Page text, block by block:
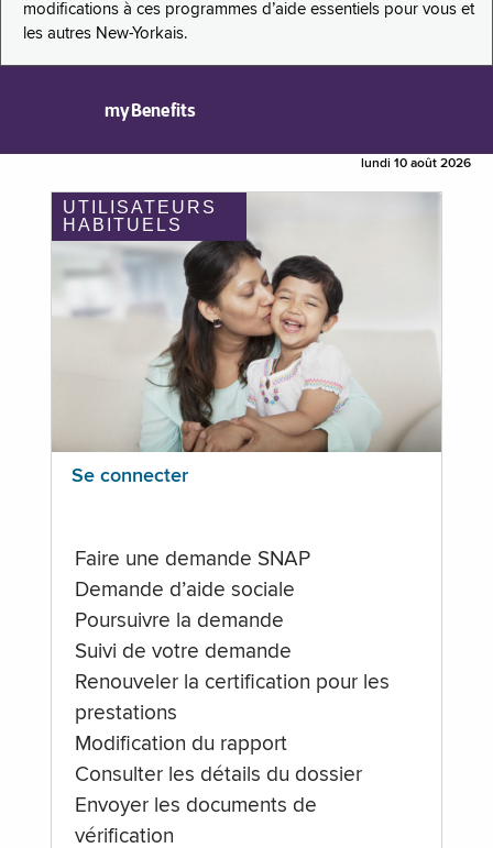
modifications à ces programmes d’aide essentiels pour vous et
les autres New-Yorkais.
myBenefits
lundi 10 août 2026
UTILISATEURS
HABITUELS
Se connecter
Faire une demande SNAP
Demande d’aide sociale
Poursuivre la demande
Suivi de votre demande
Renouveler la certification pour les
prestations
Modification du rapport
Consulter les détails du dossier
Envoyer les documents de
vérification